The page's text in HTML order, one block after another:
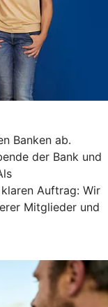
Banken ab.
der Bank und
Auftrag: Wir
Mitglieder und